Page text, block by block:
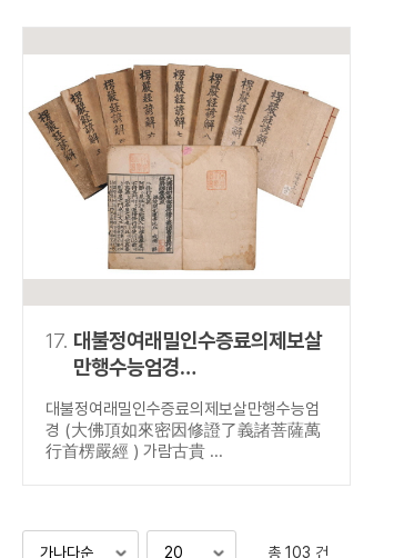
17. 대불정여래밀인수증료의제보살
만행수능엄경
諸菩薩萬行首楞嚴經 )
대불정여래밀인수증료의제보살만행수능엄
경 (大佛頂如來密因修證了義諸菩薩萬
行首楞嚴經 ) 가람古貴 ...
총 103 건